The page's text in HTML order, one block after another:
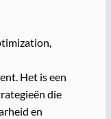
Het is een
die
en